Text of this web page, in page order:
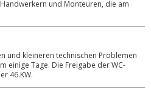
und Monteuren, die am
und kleineren technischen Problemen
einige Tage. Die Freigabe der WC-
46.KW.